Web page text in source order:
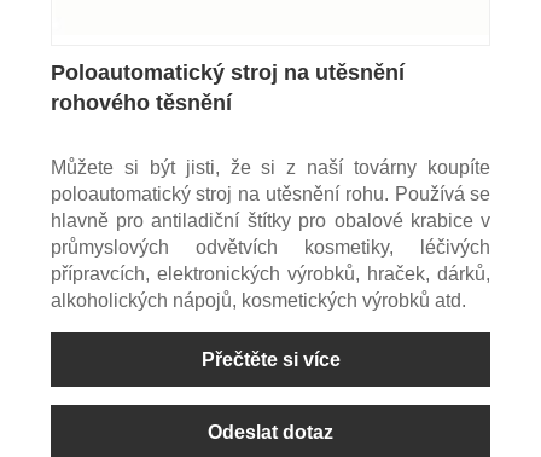
Poloautomatický stroj na utěsnění
rohového těsnění
Můžete si být jisti, že si z naší továrny koupíte
poloautomatický stroj na utěsnění rohu. Používá se
hlavně pro antiladiční štítky pro obalové krabice v
průmyslových odvětvích kosmetiky, léčivých
přípravcích, elektronických výrobků, hraček, dárků,
alkoholických nápojů, kosmetických výrobků atd.
Přečtěte si více
Odeslat dotaz